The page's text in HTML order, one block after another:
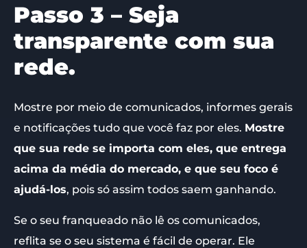
Passo 3 – Seja
transparente com sua
rede.
Mostre por meio de comunicados, informes gerais
e notificações tudo que você faz por eles. Mostre
que sua rede se importa com eles, que entrega
acima da média do mercado, e que seu foco é
ajudá-los, pois só assim todos saem ganhando.
Se o seu franqueado não lê os comunicados,
reflita se o seu sistema é fácil de operar. Ele